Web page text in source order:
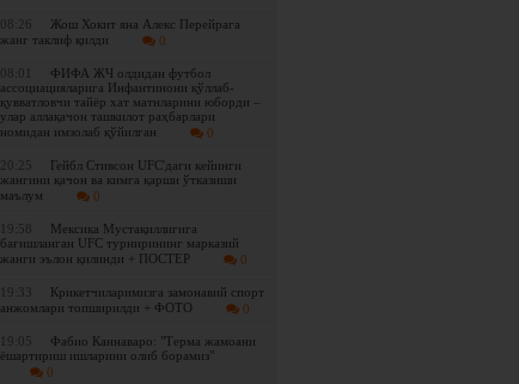
08:26
Жош Хокит яна Алекс Перейрага
жанг таклиф қилди
0
08:01
ФИФА ЖЧ олдидан футбол
ассоциацияларига Инфантинони қўллаб-
қувватловчи тайёр хат матнларини юборди –
улар аллақачон ташкилот раҳбарлари
номидан имзолаб қўйилган
0
20:25
Гейбл Стивсон UFC'даги кейинги
жангини қачон ва кимга қарши ўтказиши
маълум
0
19:58
Мексика Мустақиллигига
бағишланган UFC турнирининг марказий
жанги эълон қилинди + ПОСТЕР
0
19:33
Крикетчиларимизга замонавий спорт
анжомлари топширилди + ФОТО
0
19:05
Фабио Каннаваро: "Терма жамоани
ёшартириш ишларини олиб борамиз"
0